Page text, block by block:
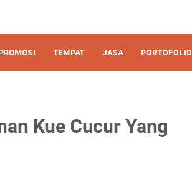
TEMPAT JASA PORTOFOLIO
Kue Cucur Yang